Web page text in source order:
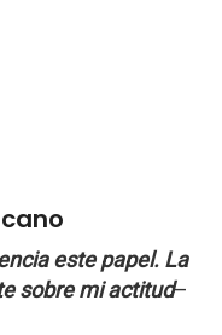
este papel. La
sobre mi actitud–